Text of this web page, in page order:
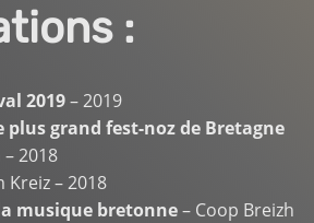
:
2019– 2019
plus grand fest-noz de Bretagne
2018
Kreiz – 2018
musique bretonne– Coop Breizh